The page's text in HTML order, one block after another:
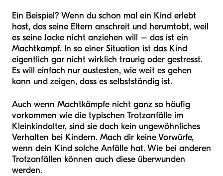
Ein Beispiel? Wenn du schon mal ein Kind erlebt
hast, das seine Eltern anschreit und herumtobt, weil
es seine Jacke nicht anziehen will – das ist ein
Machtkampf. In so einer Situation ist das Kind
eigentlich gar nicht wirklich traurig oder gestresst.
Es will einfach nur austesten, wie weit es gehen
kann und zeigen, dass es selbstständig ist.
Auch wenn Machtkämpfe nicht ganz so häufig
vorkommen wie die typischen Trotzanfälle im
Kleinkindalter, sind sie doch kein ungewöhnliches
Verhalten bei Kindern. Mach dir keine Vorwürfe,
wenn dein Kind solche Anfälle hat. Wie bei anderen
Trotzanfällen können auch diese überwunden
werden.